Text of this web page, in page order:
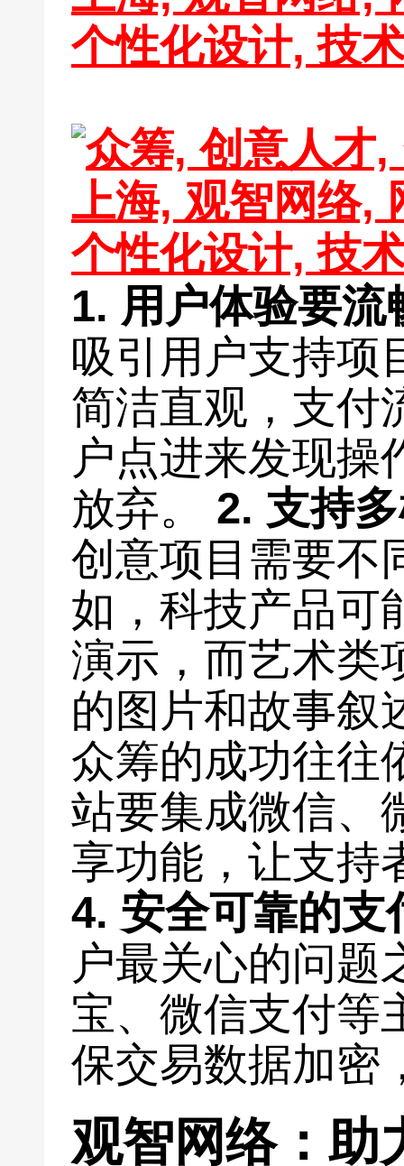
1. 用户体验要流
吸引用户支持项
简洁直观，支付
户点进来发现操
放弃。 2. 支持
创意项目需要不
如，科技产品可
演示，而艺术类
的图片和故事叙
众筹的成功往往
站要集成微信、
享功能，让支持
4. 安全可靠的支
户最关心的问题
宝、微信支付等
保交易数据加密
观智网络：助